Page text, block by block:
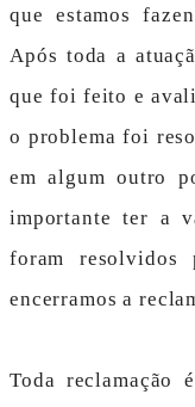
que estamos
Após toda a
que foi feito e
o problema foi
em algum outro
importante ter a
foram resolvidos
encerramos a
Toda reclamação